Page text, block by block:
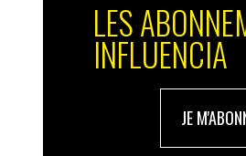
LES
INFLUENCIA
JE